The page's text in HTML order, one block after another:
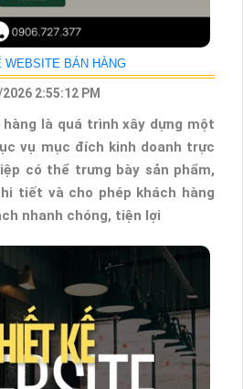
WEBSITE BÁN HÀNG
2:55:12 PM
là quá trình xây dựng một
vụ mục đích kinh doanh trực
có thể trưng bày sản phẩm,
tiết và cho phép khách hàng
nhanh chóng, tiện lợi